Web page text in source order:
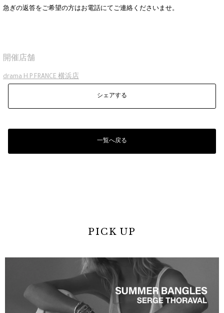
急ぎの返答をご希望の方はお電話にてご連絡くださいませ。
開催店舗
drama H.P.FRANCE 横浜店
シェアする
一覧へ戻る
PICK UP